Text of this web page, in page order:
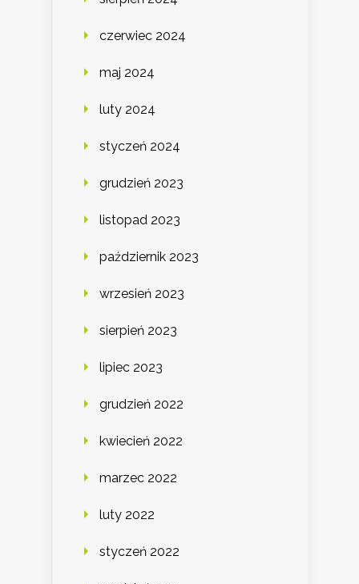
czerwiec 2024
maj 2024
luty 2024
styczeń 2024
grudzień 2023
listopad 2023
październik 2023
wrzesień 2023
sierpień 2023
lipiec 2023
grudzień 2022
kwiecień 2022
marzec 2022
luty 2022
styczeń 2022